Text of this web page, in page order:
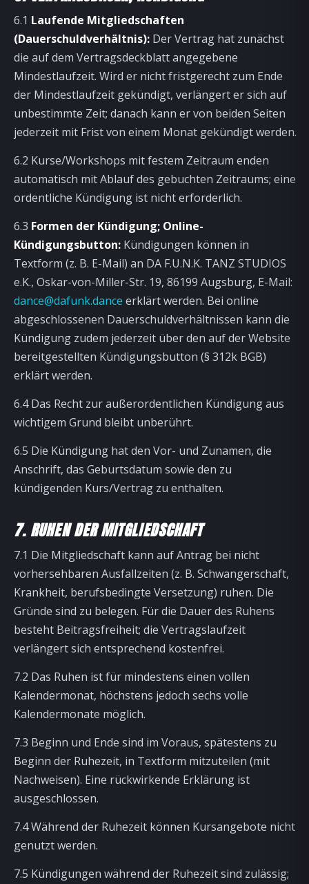
6.1 Laufende Mitgliedschaften
(Dauerschuldverhältnis): Der Vertrag hat zunächst
die auf dem Vertragsdeckblatt angegebene
Mindestlaufzeit. Wird er nicht fristgerecht zum Ende
der Mindestlaufzeit gekündigt, verlängert er sich auf
unbestimmte Zeit; danach kann er von beiden Seiten
jederzeit mit Frist von einem Monat gekündigt werden.
6.2 Kurse/Workshops mit festem Zeitraum enden
automatisch mit Ablauf des gebuchten Zeitraums; eine
ordentliche Kündigung ist nicht erforderlich.
6.3 Formen der Kündigung; Online-
Kündigungsbutton: Kündigungen können in
Textform (z. B. E-Mail) an DA F.U.N.K. TANZ STUDIOS
e.K., Oskar-von-Miller-Str. 19, 86199 Augsburg, E-Mail:
dance@dafunk.dance erklärt werden. Bei online
abgeschlossenen Dauerschuldverhältnissen kann die
Kündigung zudem jederzeit über den auf der Website
bereitgestellten Kündigungsbutton (§ 312k BGB)
erklärt werden.
6.4 Das Recht zur außerordentlichen Kündigung aus
wichtigem Grund bleibt unberührt.
6.5 Die Kündigung hat den Vor- und Zunamen, die
Anschrift, das Geburtsdatum sowie den zu
kündigenden Kurs/Vertrag zu enthalten.
7. RUHEN DER MITGLIEDSCHAFT
7.1 Die Mitgliedschaft kann auf Antrag bei nicht
vorhersehbaren Ausfallzeiten (z. B. Schwangerschaft,
Krankheit, berufsbedingte Versetzung) ruhen. Die
Gründe sind zu belegen. Für die Dauer des Ruhens
besteht Beitragsfreiheit; die Vertragslaufzeit
verlängert sich entsprechend kostenfrei.
7.2 Das Ruhen ist für mindestens einen vollen
Kalendermonat, höchstens jedoch sechs volle
Kalendermonate möglich.
7.3 Beginn und Ende sind im Voraus, spätestens zu
Beginn der Ruhezeit, in Textform mitzuteilen (mit
Nachweisen). Eine rückwirkende Erklärung ist
ausgeschlossen.
7.4 Während der Ruhezeit können Kursangebote nicht
genutzt werden.
7.5 Kündigungen während der Ruhezeit sind zulässig;